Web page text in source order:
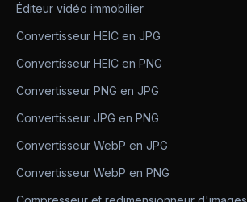
Éditeur vidéo immobilier
Convertisseur HEIC en JPG
Convertisseur HEIC en PNG
Convertisseur PNG en JPG
Convertisseur JPG en PNG
Convertisseur WebP en JPG
Convertisseur WebP en PNG